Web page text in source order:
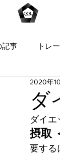
記事 トレ
ダ
2020年
ダイエ
摂取
要する